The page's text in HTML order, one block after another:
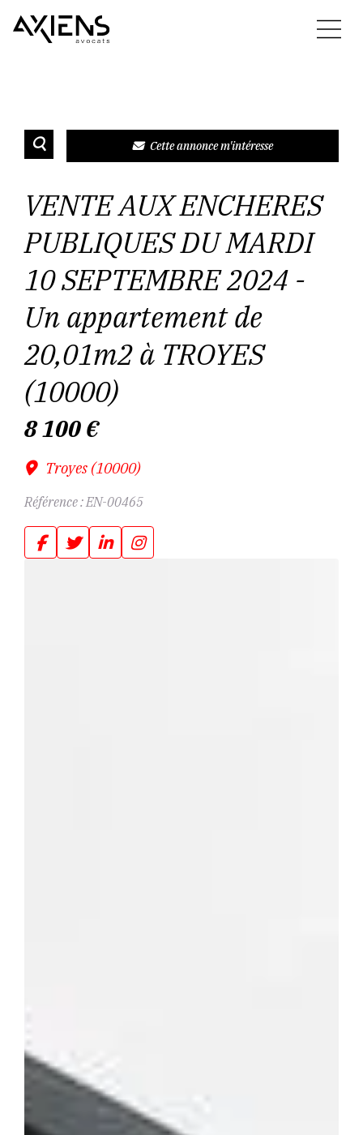
Cette annonce m'intéresse
VENTE AUX ENCHERES
PUBLIQUES DU MARDI
10 SEPTEMBRE 2024 -
Un appartement de
20,01m2 à TROYES
(10000)
8 100€
Troyes (10000)
Référence :EN-00465